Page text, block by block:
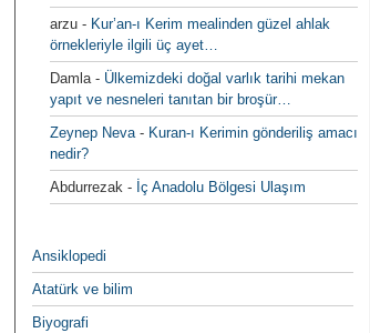
arzu - Kur’an-ı Kerim mealinden güzel ahlak
örnekleriyle ilgili üç ayet…
Damla- Ülkemizdeki doğal varlık tarihi mekan
yapıt ve nesneleri tanıtan bir broşür…
Zeynep Neva- Kuran-ı Kerimin gönderiliş amacı
nedir?
Abdurrezak - İç Anadolu Bölgesi Ulaşım
Ansiklopedi
Atatürk ve bilim
Biyografi